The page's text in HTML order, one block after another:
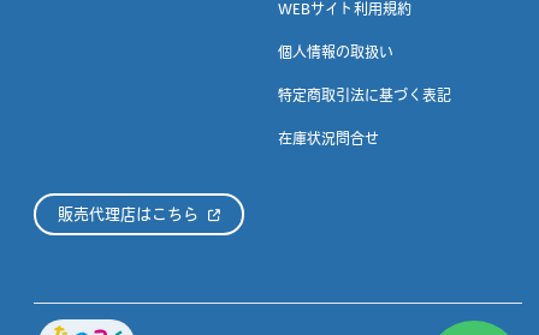
WEBサイト利用規約
個人情報の取扱い
特定商取引法に基づく表記
在庫状況問合せ
販売代理店はこちら